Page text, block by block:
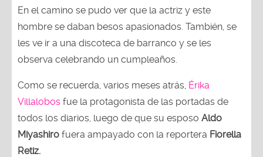
En el camino se pudo ver que la actriz y este
hombre se daban besos apasionados. También, se
les ve ir a una discoteca de barranco y se les
observa celebrando un cumpleaños.
Como se recuerda, varios meses atrás, Érika
Villalobos fue la protagonista de las portadas de
todos los diarios, luego de que su esposo Aldo
Miyashiro fuera ampayado con la reportera Fiorella
Retiz.